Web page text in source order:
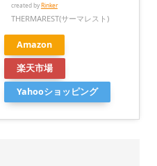
created byRinker
THERMAREST(サーマレスト)
Amazon
楽天市場
Yahooショッピング